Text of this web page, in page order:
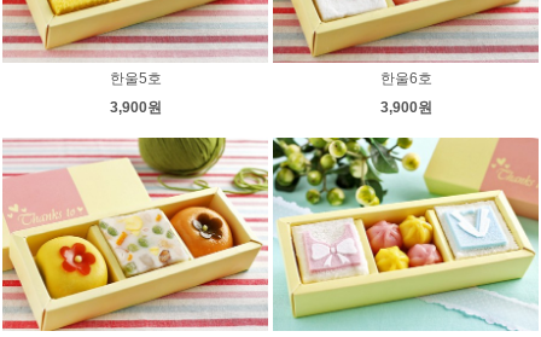
한울5호
3,900원
한울6호
3,900원